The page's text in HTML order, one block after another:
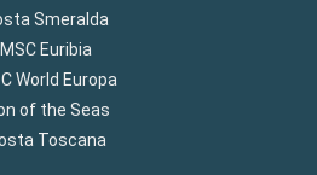
Smeralda
MSC Euribia
World Europa
of the Seas
Toscana